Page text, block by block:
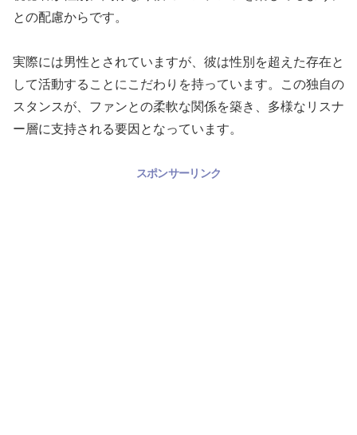
との配慮からです。
実際には男性とされていますが、彼は性別を超えた存在と
して活動することにこだわりを持っています。この独自の
スタンスが、ファンとの柔軟な関係を築き、多様なリスナ
ー層に支持される要因となっています。
スポンサーリンク